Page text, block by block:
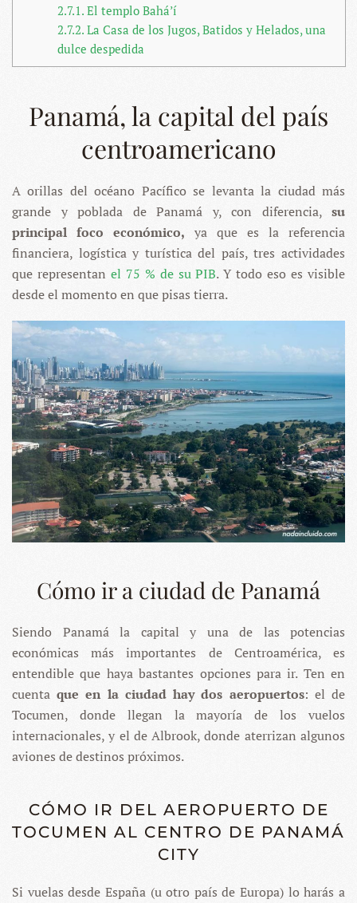
2.7.1.El templo Bahá’í
2.7.2.La Casa de los Jugos, Batidos y Helados, una
dulce despedida
Panamá, la capital del país
centroamericano
A orillas del océano Pacífico se levanta la ciudad más
grande y poblada de Panamá y, con diferencia, su
principal foco económico, ya que es la referencia
financiera, logística y turística del país, tres actividades
que representan el 75 % de su PIB. Y todo eso es visible
desde el momento en que pisas tierra.
Cómo ir a ciudad de Panamá
Siendo Panamá la capital y una de las potencias
económicas más importantes de Centroamérica, es
entendible que haya bastantes opciones para ir. Ten en
cuentaque en la ciudad hay dos aeropuertos: el de
Tocumen, donde llegan la mayoría de los vuelos
internacionales, y el de Albrook, donde aterrizan algunos
aviones de destinos próximos.
CÓMO IR DEL AEROPUERTO DE
TOCUMEN AL CENTRO DE PANAMÁ
CITY
Si vuelas desde España (u otro país de Europa) lo harás a